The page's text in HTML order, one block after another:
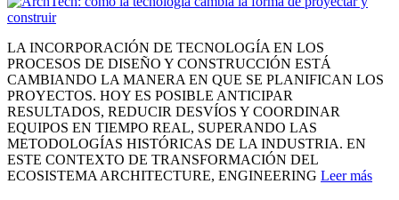
LA INCORPORACIÓN DE TECNOLOGÍA EN LOS
PROCESOS DE DISEÑO Y CONSTRUCCIÓN ESTÁ
CAMBIANDO LA MANERA EN QUE SE PLANIFICAN LOS
PROYECTOS. HOY ES POSIBLE ANTICIPAR
RESULTADOS, REDUCIR DESVÍOS Y COORDINAR
EQUIPOS EN TIEMPO REAL, SUPERANDO LAS
METODOLOGÍAS HISTÓRICAS DE LA INDUSTRIA. EN
ESTE CONTEXTO DE TRANSFORMACIÓN DEL
ECOSISTEMA ARCHITECTURE, ENGINEERING Leer más